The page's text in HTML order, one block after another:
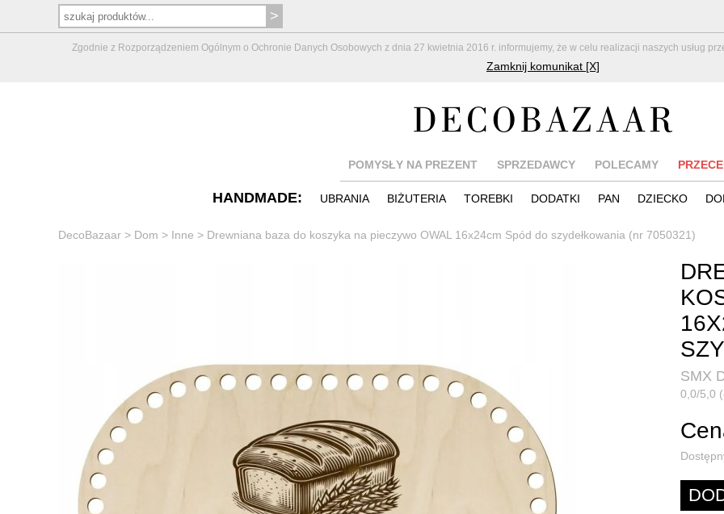
Zgodnie z Rozporządzeniem Ogólnym o Ochronie Danych Osobowych z dnia 27 kwietnia 2016 r. informujemy, że w celu realizacji naszych usług
Zamknij komunikat [X]
POMYSŁY NA PREZENT SPRZEDAWCY POLECAMY
HANDMADE: UBRANIA BIŻUTERIA TOREBKI DODATKI PAN DZIECKO
DecoBazaar > Dom > Inne > Drewniana baza do koszyka na pieczywo OWAL 16x24cm Spód do szydełkowania (nr 7050321)
SMX
0,0/5,0